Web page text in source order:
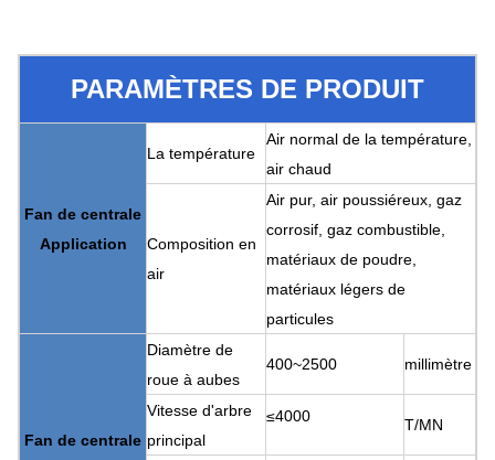
PARAMÈTRES DE PRODUIT
Fan de centrale
Application
La température
Air normal de la température,
air chaud
Composition en
air
Air pur, air poussiéreux, gaz
corrosif, gaz combustible,
matériaux de poudre,
matériaux légers de
particules
Fan de centrale
Diamètre de
roue à aubes
400~2500 millimètre
Vitesse d'arbre
principal
≤4000 T/MN